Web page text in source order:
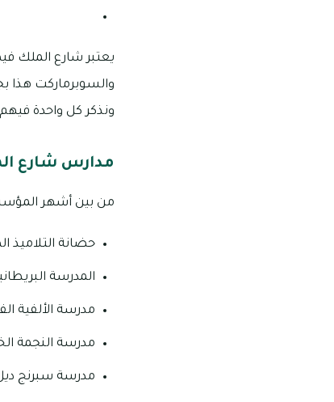
يعتبر شارع الملك
والسوبرماركت هذا
ونذكر كل واحدة فيهم
مدارس شارع
من بين أشهر
حضانة التلاميذ
المدرسة
مدرسة الألفية
مدرسة النجمة
مدرسة سبرنج